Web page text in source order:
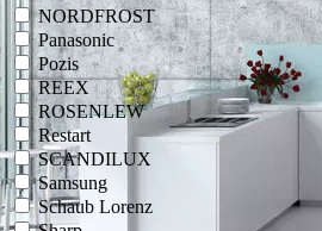
NORDFROST
Panasonic
Pozis
REEX
ROSENLEW
Restart
SCANDILUX
Samsung
Schaub Lorenz